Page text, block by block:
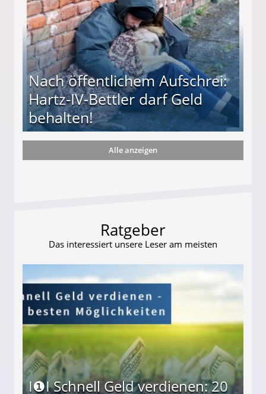
Nach öffentlichem Aufschrei:
Hartz-IV-Bettler darf Geld
behalten!
darf Geld behalten!
Alle anzeigen
Ratgeber
Das interessiert unsere Leser am meisten
I❶I Schnell Geld verdienen: 20